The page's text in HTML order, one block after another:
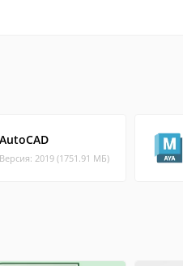
AutoCAD
Версия: 2019 (1751.91 МБ)